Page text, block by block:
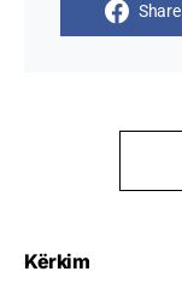
Share
Kërkim